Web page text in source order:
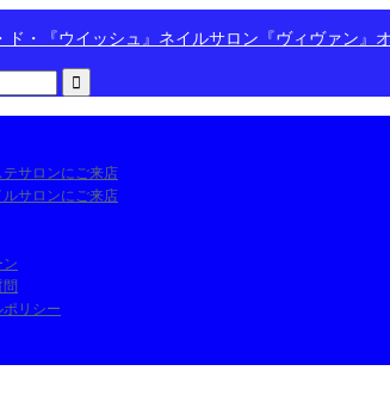
ド・『ウイッシュ』ネイルサロン『ヴィヴァン』
サロンにご来店
サロンにご来店
ン
問
リシー